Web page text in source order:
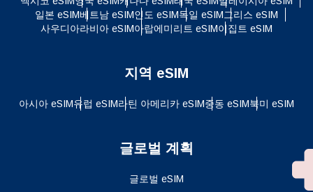
일본 eSIM베트남 eSIM인도 eSIM독일 eSIM그리스 eSIM
사우디아라비아 eSIM아랍에미리트 eSIM이집트 eSIM
지역 eSIM
아시아 eSIM유럽 ​​eSIM라틴 아메리카 eSIM중동 eSIM북미 eSIM
글로벌 계획
글로벌 eSIM